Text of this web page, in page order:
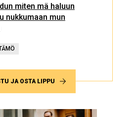
miten mä haluun
nukkumaan mun
JA OSTA LIPPU